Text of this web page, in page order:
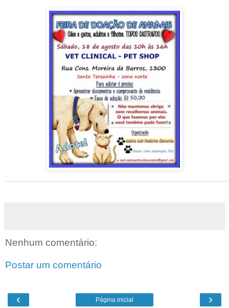
Nenhum comentário:
Postar um comentário
‹ ›
Página inicial